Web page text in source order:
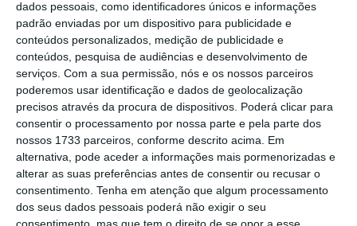
dados pessoais, como identificadores únicos e informações
padrão enviadas por um dispositivo para publicidade e
conteúdos personalizados, medição de publicidade e
conteúdos, pesquisa de audiências e desenvolvimento de
serviços. Com a sua permissão, nós e os nossos parceiros
poderemos usar identificação e dados de geolocalização
precisos através da procura de dispositivos. Poderá clicar para
consentir o processamento por nossa parte e pela parte dos
nossos 1733 parceiros, conforme descrito acima. Em
alternativa, pode aceder a informações mais pormenorizadas e
alterar as suas preferências antes de consentir ou recusar o
consentimento. Tenha em atenção que algum processamento
dos seus dados pessoais poderá não exigir o seu
milhões de euros.
BdP e CGD vão entregar ao Estado 705 milhões em
dividendos
Ler Mais
Ou seja, oEstado acaba por amealhar mais
139 milhões de euros face ao que tinha
previsto. Somando a esse valor aos impostos